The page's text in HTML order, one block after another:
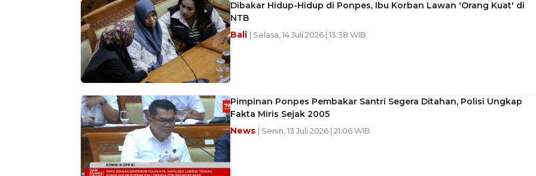
Dibakar Hidup-Hidup di Ponpes, Ibu Korban Lawan 'Orang Kuat' di
NTB
Bali | Selasa, 14 Juli 2026 | 13:38 WIB
Pimpinan Ponpes Pembakar Santri Segera Ditahan, Polisi Ungkap
Fakta Miris Sejak 2005
News | Senin, 13 Juli 2026 | 21:06 WIB